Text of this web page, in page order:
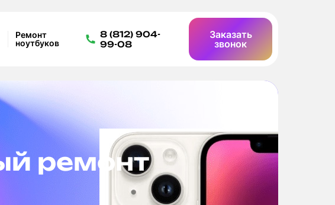
Ремонт
ноутбуков
8 (812) 904-
99-08
Заказать
звонок
ремонт